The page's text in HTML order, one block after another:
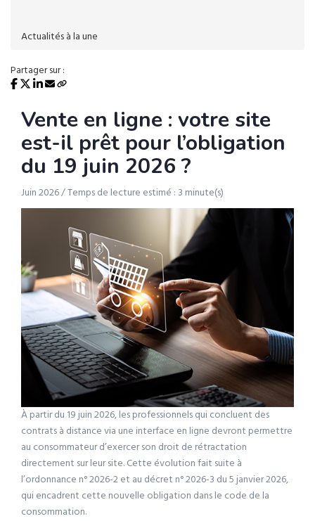
Actualités à la une
Partager sur :
Vente en ligne : votre site
est-il prêt pour l’obligation
du 19 juin 2026 ?
Juin 2026 / Temps de lecture estimé : 3 minute(s)
À partir du 19 juin 2026, les professionnels qui concluent des
contrats à distance via une interface en ligne devront permettre
au consommateur d’exercer son droit de rétractation
directement sur leur site. Cette évolution fait suite à
l’ordonnance n° 2026-2 et au décret n° 2026-3 du 5 janvier 2026,
qui encadrent cette nouvelle obligation dans le code de la
consommation.